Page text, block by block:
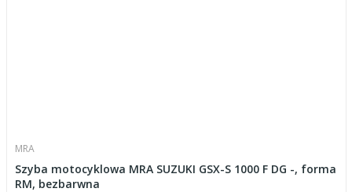
MRA
Szyba motocyklowa MRA SUZUKI GSX-S 1000 F DG -, forma
RM, bezbarwna